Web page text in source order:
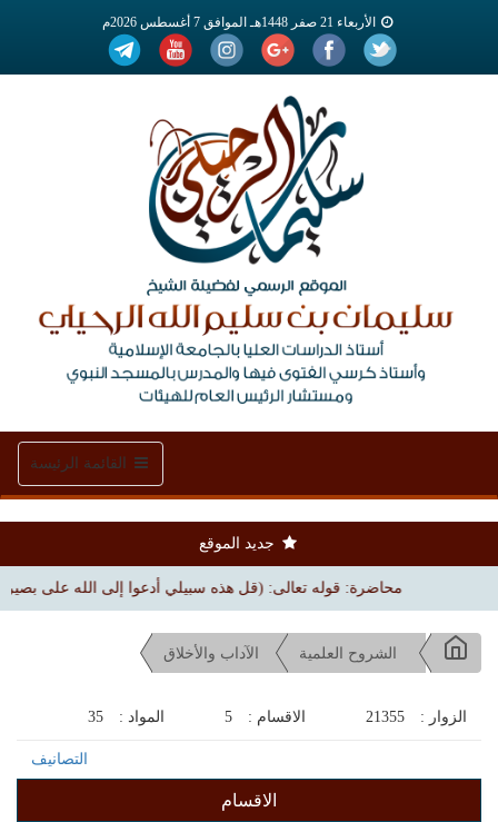
الأربعاء 21 صفر 1448هـ الموافق 7 أغسطس 2026م
Toggle
navigation
القائمة الرئيسة
جديد الموقع
محاضرة: قوله تعالى: (قل هذه سبيلي أدعوا إلى الله على بصيرة) |
الشروح العلمية الآداب والأخلاق
الزوار : 21355 الاقسام : 5 المواد : 35
التصانيف
الاقسام